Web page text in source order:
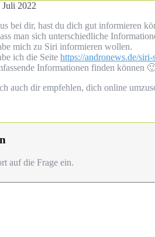
Juli 2022
bei dir, hast du dich gut informieren
man sich unterschiedliche
mich zu Siri informieren wollen.
ich die Seite https://andronews.de/
Informationen finden können
auch dir empfehlen, dich online
auf die Frage ein.